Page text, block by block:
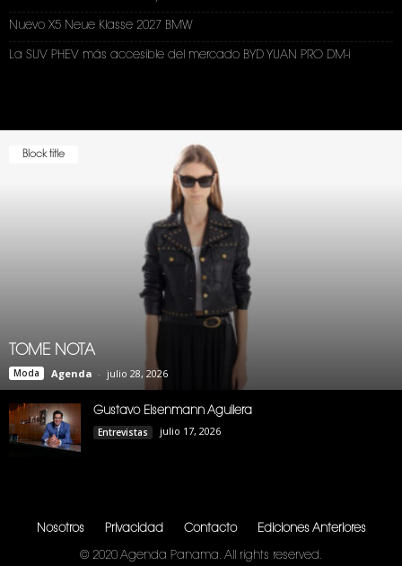
Nuevo X5 Neue Klasse 2027 BMW
La SUV PHEV más accesible del mercado BYD YUAN PRO DM-i
Block title
TOME NOTA
Moda Agenda - julio 28, 2026
Gustavo Eisenmann Aguilera
Entrevistas julio 17, 2026
Nosotros Privacidad Contacto Ediciones Anteriores
© 2020 Agenda Panama. All rights reserved.